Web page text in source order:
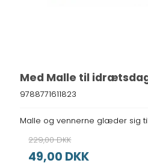
Med Malle til
9788771611823
Malle og vennerne glæder sig
229,00 DKK
49,00 DKK